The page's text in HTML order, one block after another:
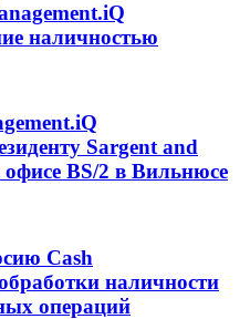
наличностью
Sargent and
BS/2 в Вильнюсе
Cash
наличности
операций